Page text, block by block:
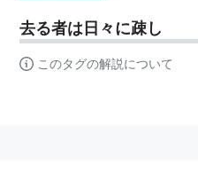
去る者は日々に疎し
このタグの解説について